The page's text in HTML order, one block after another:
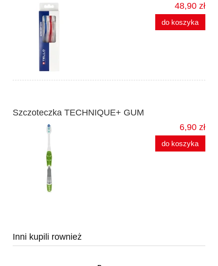
48,90 zł
do koszyka
Szczoteczka TECHNIQUE+ GUM
6,90 zł
do koszyka
Inni kupili rownież